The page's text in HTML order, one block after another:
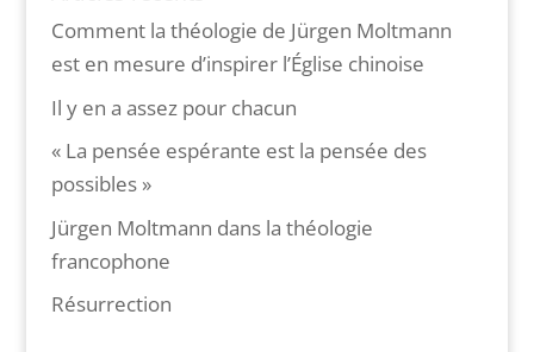
Comment la théologie de Jürgen Moltmann
est en mesure d’inspirer l’Église chinoise
Il y en a assez pour chacun
« La pensée espérante est la pensée des
possibles »
Jürgen Moltmann dans la théologie
francophone
Résurrection